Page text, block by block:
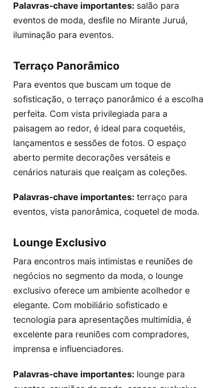
Palavras-chave importantes: salão para
eventos de moda, desfile no Mirante Juruá,
iluminação para eventos.
Terraço Panorâmico
Para eventos que buscam um toque de
sofisticação, o terraço panorâmico é a escolha
perfeita. Com vista privilegiada para a
paisagem ao redor, é ideal para coquetéis,
lançamentos e sessões de fotos. O espaço
aberto permite decorações versáteis e
cenários naturais que realçam as coleções.
Palavras-chave importantes: terraço para
eventos, vista panorâmica, coquetel de moda.
Lounge Exclusivo
Para encontros mais intimistas e reuniões de
negócios no segmento da moda, o lounge
exclusivo oferece um ambiente acolhedor e
elegante. Com mobiliário sofisticado e
tecnologia para apresentações multimídia, é
excelente para reuniões com compradores,
imprensa e influenciadores.
Palavras-chave importantes: lounge para